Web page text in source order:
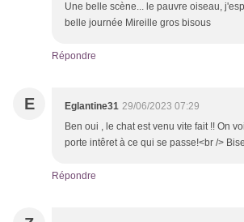
Une belle scène... le pauvre oiseau,
belle journée Mireille gros bisous
Répondre
E Eglantine31 29/06/2023 07:29
Ben oui , le chat est venu vite fait !! On
porte intêret à ce qui se passe!<br />
Répondre